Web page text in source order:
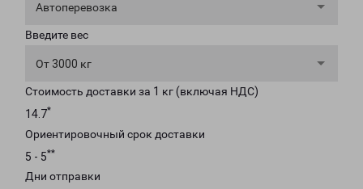
Автоперевозка
Введите вес
От 3000 кг
Стоимость доставки за 1 кг (включая НДС)
14.7*
Ориентировочный срок доставки
5 - 5**
Дни отправки